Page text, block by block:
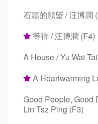
石頭的願望 / 汪博潤
等待 / 汪博潤 (F4)
A House / Yu Wai
A Heartwarming
Good People, Good
Lin Tsz Ping (F3)